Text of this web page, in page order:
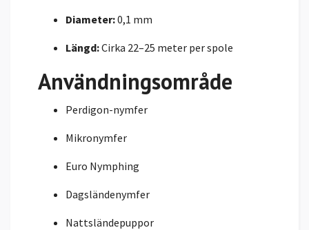
Diameter:0,1 mm
Längd:Cirka 22–25 meter per spole
Användningsområde
Perdigon-nymfer
Mikronymfer
Euro Nymphing
Dagsländenymfer
Nattsländepuppor